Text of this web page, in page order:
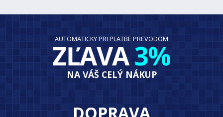
AUTOMATICKY PRI PLATBE PREVODOM
ZĽAVA3%
NA VÁŠ CELÝ NÁKUP
DOPRAVA